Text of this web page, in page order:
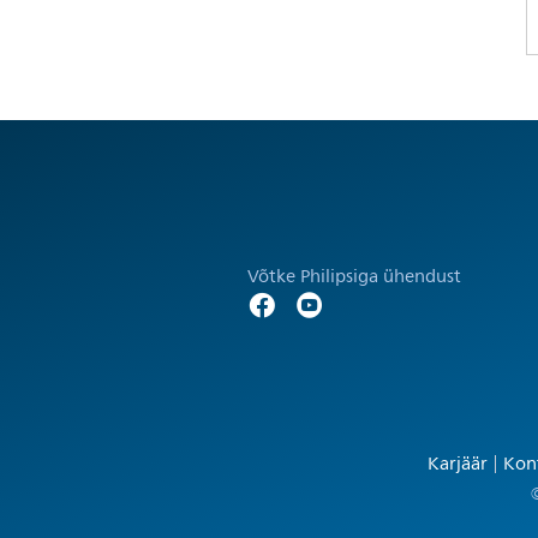
Võtke Philipsiga ühendust
Karjäär